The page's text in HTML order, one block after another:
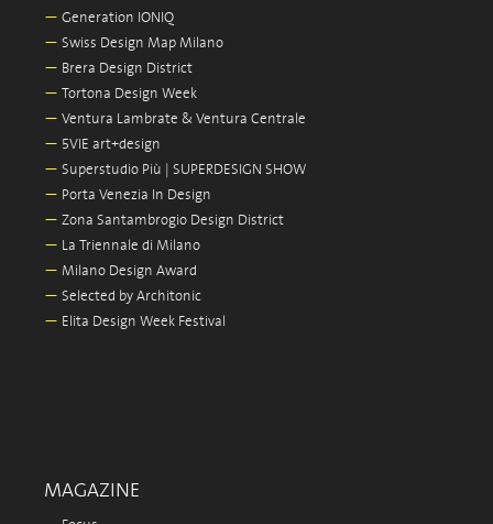
— Generation IONIQ
— Swiss Design Map Milano
— Brera Design District
— Tortona Design Week
— Ventura Lambrate & Ventura Centrale
— 5VIE art+design
— Superstudio Più | SUPERDESIGN SHOW
— Porta Venezia In Design
— Zona Santambrogio Design District
— La Triennale di Milano
— Milano Design Award
— Selected by Architonic
— Elita Design Week Festival
MAGAZINE